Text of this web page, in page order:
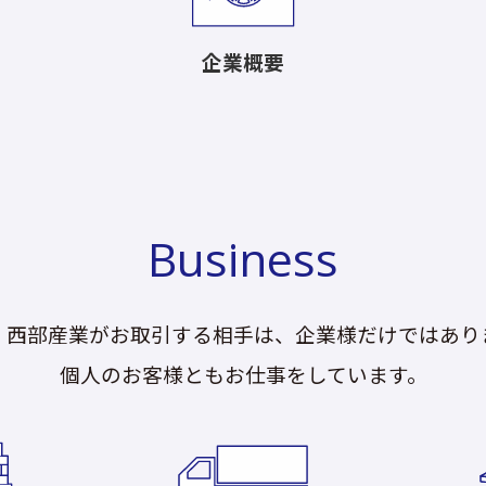
企業概要
Business
部産業がお取引する相手は、企業様だけではあ
個人のお客様ともお仕事をしています。